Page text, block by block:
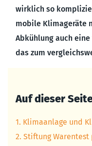
wirklich so
mobile Klimageräte
Abkühlung auch
das zum
Auf dieser
1. Klimaanlage und
2. Stiftung